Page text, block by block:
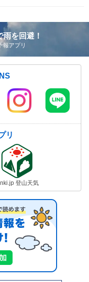
を回避！
アプリ
リ
登山天気